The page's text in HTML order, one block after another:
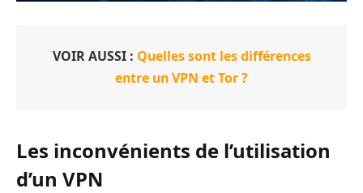
VOIR AUSSI : Quelles sont les différences
entre un VPN et Tor ?
Les inconvénients de l’utilisation
d’un VPN